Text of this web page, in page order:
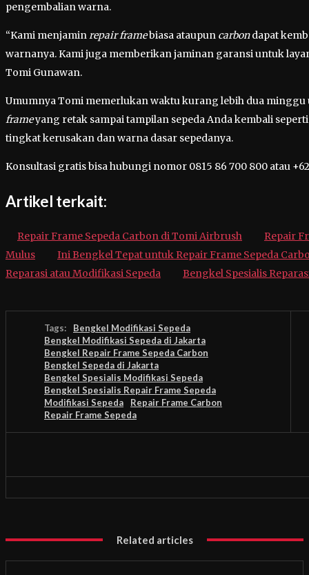
pengembalian warna.
“Kami menjaminrepair framebiasa ataupun carbondapat
warnanya. Kami juga memberikan jaminan garansi untuk
Tomi Gunawan.
Umumnya Tomi memerlukan waktu kurang lebih dua
frameyang retak sampai tampilan sepeda Anda kembali
tingkat kerusakan dan warna dasar sepedanya.
Konsultasi gratis bisa hubungi nomor 0815 86 700 800 atau
Artikel terkait:
Repair Frame Sepeda Carbon di Tomi Airbrush
Repair
Mulus
Ini Bengkel Tepat untuk Repair Frame Sepeda
Reparasi atau Modifikasi Sepeda
Bengkel Spesialis
Tags:
Bengkel Modifikasi Sepeda
Bengkel Modifikasi Sepeda di Jakarta
Bengkel Repair Frame Sepeda Carbon
Bengkel Sepeda di Jakarta
Bengkel Spesialis Modifikasi Sepeda
Bengkel Spesialis Repair Frame Sepeda
Modifikasi Sepeda
Repair Frame Carbon
Repair Frame Sepeda
Related articles